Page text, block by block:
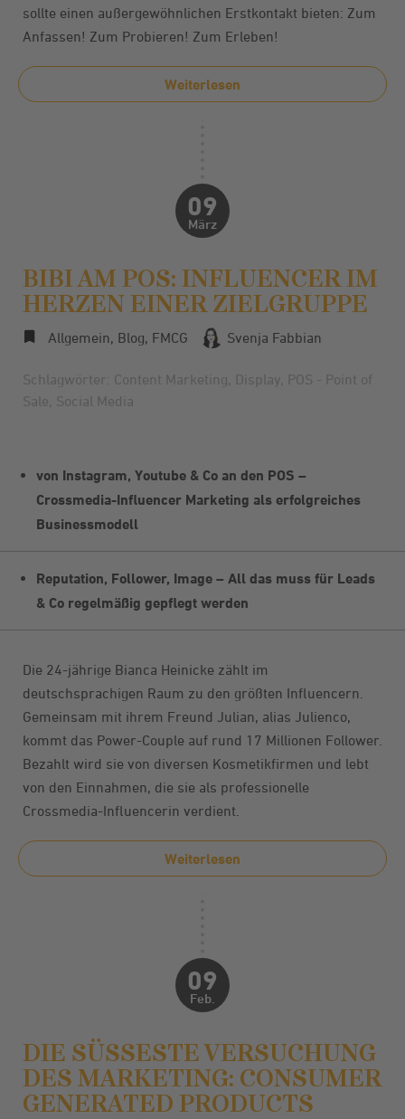
sollte einen außergewöhnlichen Erstkontakt bieten: Zum
Anfassen! Zum Probieren! Zum Erleben!
Weiterlesen
09
März
BIBI AM POS: INFLUENCER IM
HERZEN EINER ZIELGRUPPE
Allgemein Blog FMCG Svenja Fabbian
Schlagwörter: Content Marketing Display POS - Point of
Sale
Social Media
von Instagram, Youtube & Co an den POS –
Crossmedia-Influencer Marketing als erfolgreiches
Businessmodell
Reputation, Follower, Image – All das muss für Leads
& Co regelmäßig gepflegt werden
Die 24-jährige Bianca Heinicke zählt im
deutschsprachigen Raum zu den größten Influencern.
Gemeinsam mit ihrem Freund Julian, alias Julienco,
kommt das Power-Couple auf rund 17 Millionen Follower.
Bezahlt wird sie von diversen Kosmetikfirmen und lebt
von den Einnahmen, die sie als professionelle
Crossmedia-Influencerin verdient.
Weiterlesen
09
Feb.
DIE SÜSSESTE VERSUCHUNG D
ES MARKETING: CONSUMER G
ENERATED PRODUCTS